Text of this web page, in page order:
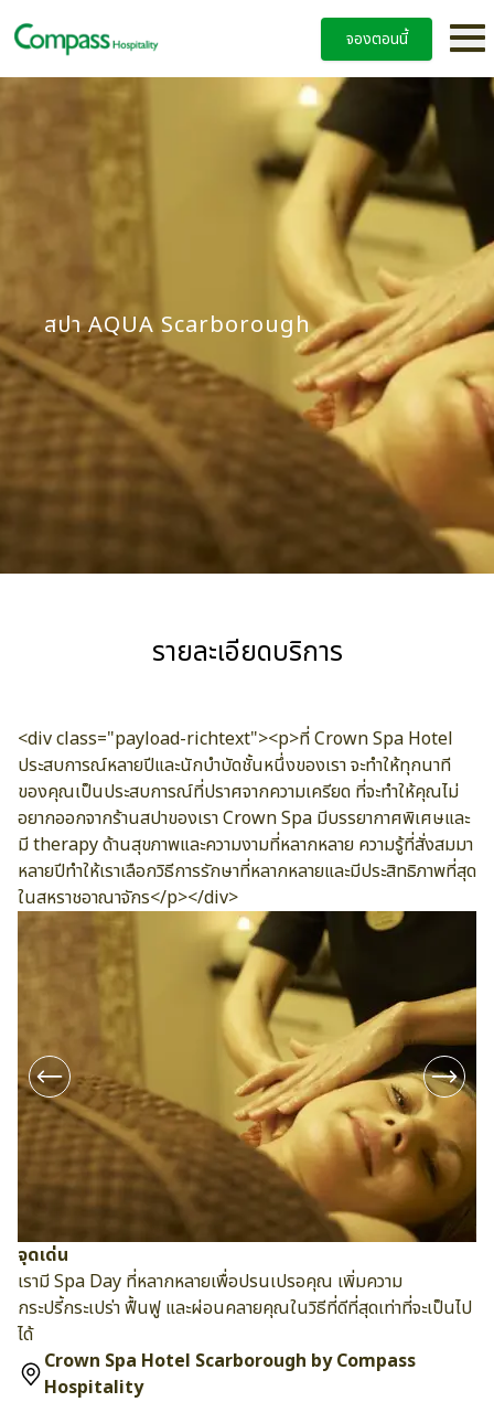
จองตอนนี้
สปา AQUA Scarborough
รายละเอียดบริการ
<div class="payload-richtext"><p>ที่ Crown Spa Hotel
ประสบการณ์หลายปีและนักบำบัดชั้นหนึ่งของเรา จะทำให้ทุกนาที
ของคุณเป็นประสบการณ์ที่ปราศจากความเครียด ที่จะทำให้คุณไม่
อยากออกจากร้านสปาของเรา Crown Spa มีบรรยากาศพิเศษและ
มี therapy ด้านสุขภาพและความงามที่หลากหลาย ความรู้ที่สั่งสมมา
หลายปีทำให้เราเลือกวิธีการรักษาที่หลากหลายและมีประสิทธิภาพที่สุด
ในสหราชอาณาจักร</p></div>
จุดเด่น
เรามี Spa Day ที่หลากหลายเพื่อปรนเปรอคุณ เพิ่มความ
กระปรี้กระเปร่า ฟื้นฟู และผ่อนคลายคุณในวิธีที่ดีที่สุดเท่าที่จะเป็นไป
ได้
Crown Spa Hotel Scarborough by Compass
Hospitality